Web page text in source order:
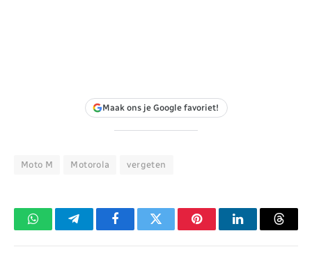
Maak ons je Google favoriet!
Moto M Motorola vergeten
WhatsAppTelegramFacebookTwitter PinterestLinkedIn